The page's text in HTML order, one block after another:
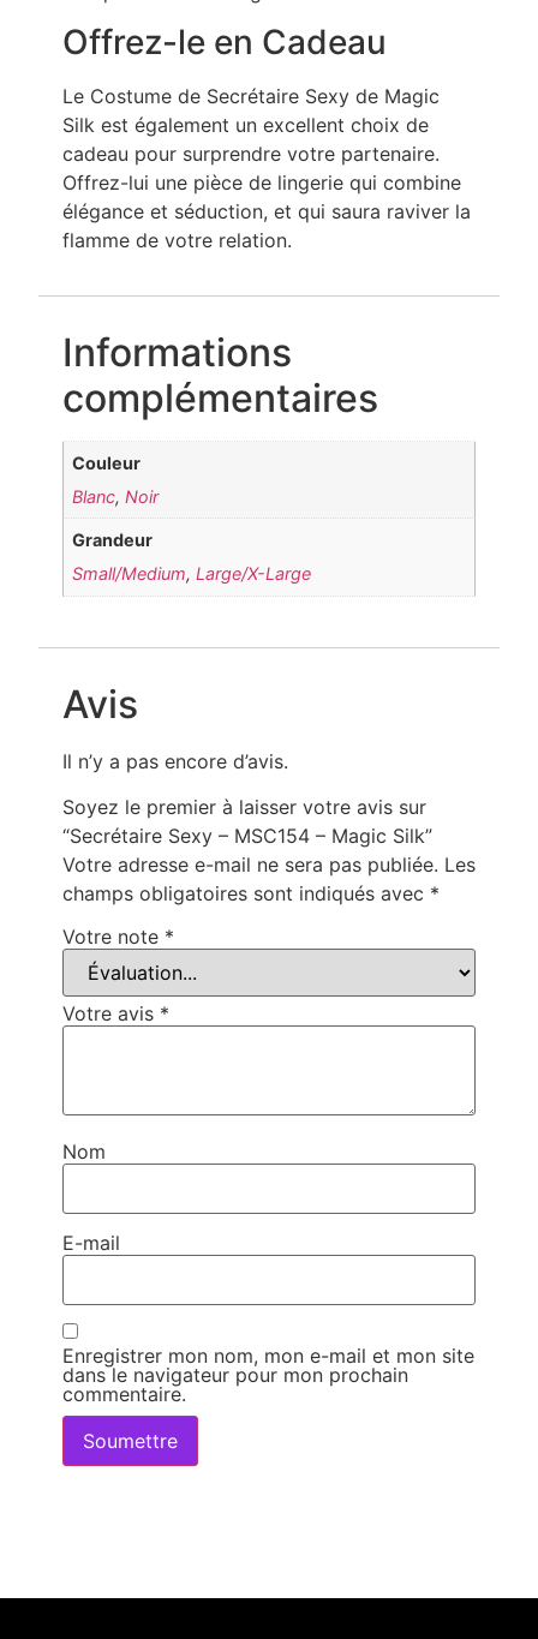
Offrez-le en Cadeau
Le Costume de Secrétaire Sexy de Magic
Silk est également un excellent choix de
cadeau pour surprendre votre partenaire.
Offrez-lui une pièce de lingerie qui combine
élégance et séduction, et qui saura raviver la
flamme de votre relation.
Informations
complémentaires
Couleur
Blanc,Noir
Grandeur
Small/Medium,Large/X-Large
Avis
Il n’y a pas encore d’avis.
Soyez le premier à laisser votre avis sur
“Secrétaire Sexy – MSC154 – Magic Silk”
Votre adresse e-mail ne sera pas publiée. Les
champs obligatoires sont indiqués avec *
Votre note *
Votre avis *
Nom
E-mail
Enregistrer mon nom, mon e-mail et mon site
dans le navigateur pour mon prochain
commentaire.